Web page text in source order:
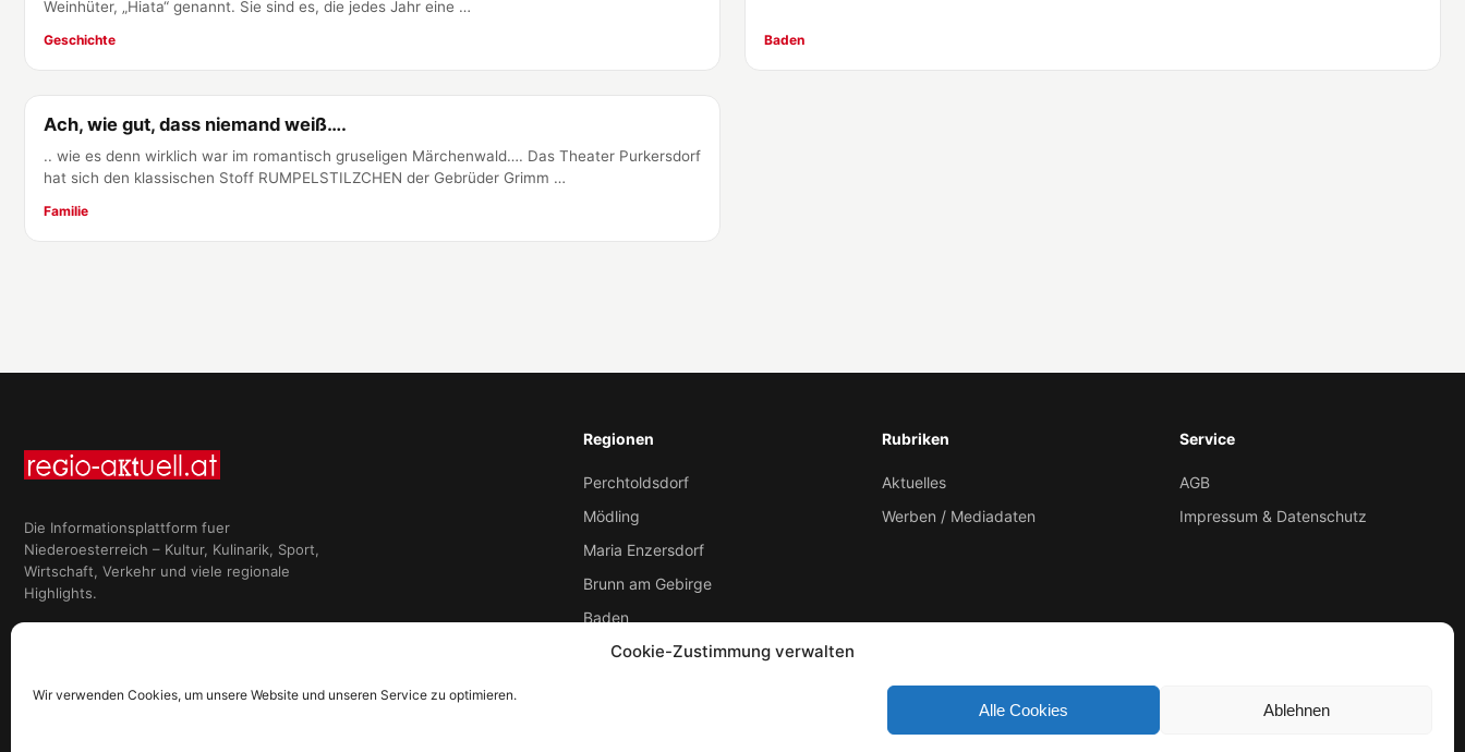
Cookie-Zustimmung verwalten
Wir verwenden Cookies, um unsere Website und unseren Service zu optimieren.
Alle Cookies Ablehnen
Weinhüter, „Hiata“ genannt. Sie sind es, die jedes Jahr eine …
Geschichte Baden
Familie
Ach, wie gut, dass niemand weiß….
.. wie es denn wirklich war im romantisch gruseligen Märchenwald…. Das Theater Purkersdorf
hat sich den klassischen Stoff RUMPELSTILZCHEN der Gebrüder Grimm …
Familie
Die Informationsplattform fuer
Niederoesterreich – Kultur, Kulinarik, Sport,
Wirtschaft, Verkehr und viele regionale
Highlights.
Regionen
Perchtoldsdorf
Mödling
Maria Enzersdorf
Brunn am Gebirge
Baden
Gumpoldskirchen
Rubriken
Aktuelles
Werben / Mediadaten
Service
AGB
Impressum & Datenschutz